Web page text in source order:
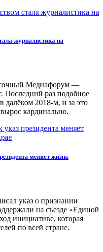
журналистика на
Медиафорум —
Последний раз подобное
далёком 2018-м, и за это
кардинально.
меняет жизнь
указ о признании
на съезде «Единой
инициативе, которая
по всей стране.